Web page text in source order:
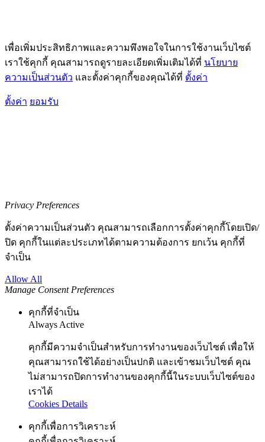
เพื่อเพิ่มประสิทธิภาพและความพึงพอใจในการใช้งานเว็บไซต์
เราใช้คุกกี้ คุณสามารถดูรายละเอียดเพิ่มเติมได้ที่ นโยบาย
ความเป็นส่วนตัว และตั้งค่าคุกกี้ของคุณได้ที่ ตั้งค่า
ตั้งค่า ยอมรับ
Privacy Preferences
ตั้งค่าความเป็นส่วนตัว คุณสามารถเลือกการตั้งค่าคุกกี้โดยเปิด/
ปิด คุกกี้ในแต่ละประเภทได้ตามความต้องการ ยกเว้น คุกกี้ที่
จำเป็น
Allow All
Manage Consent Preferences
คุกกี้ที่จำเป็น
Always Active
คุกกี้มีความจำเป็นสำหรับการทำงานของเว็บไซต์ เพื่อให้
คุณสามารถใช้ได้อย่างเป็นปกติ และเข้าชมเว็บไซต์ คุณ
ไม่สามารถปิดการทำงานของคุกกี้นี้ในระบบเว็บไซต์ของ
เราได้
Cookies Details
คุกกี้เพื่อการวิเคราะห์